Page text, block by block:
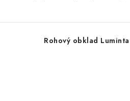
Rohový obklad Luminta